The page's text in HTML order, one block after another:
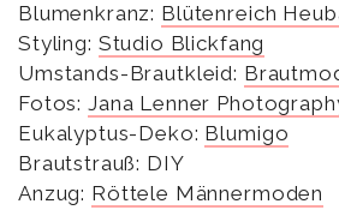
Blumenkranz: Blütenreich
Styling: Studio Blickfang
Umstands-Brautkleid:
Fotos: Jana Lenner
Eukalyptus-Deko: Blumigo
Brautstrauß: DIY
Anzug: Röttele Männermoden